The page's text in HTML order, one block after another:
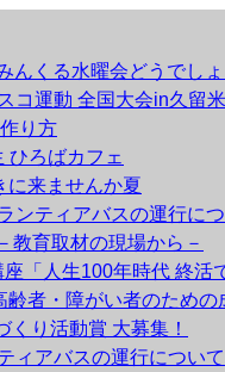
んくる水曜会どうでしょ
コ運動 全国大会in久留米
り方
ひろばカフェ
に来ませんか夏
ンティアバスの運行に
教育取材の現場から－
「人生100年時代 終活
齢者・障がい者のため
くり活動賞 大募集！
ィアバスの運行について